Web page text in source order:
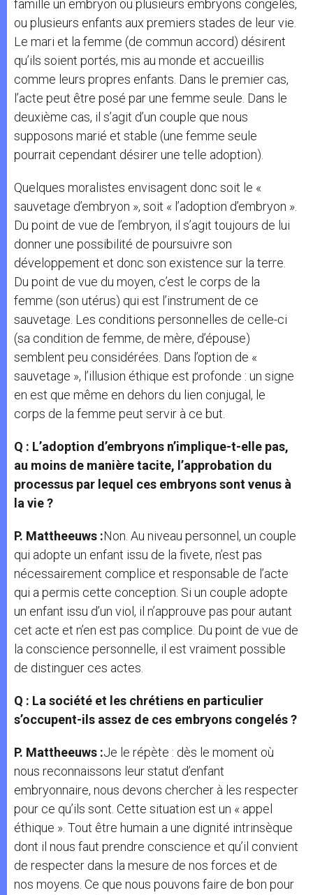
famille un embryon ou plusieurs embryons congelés,
ou plusieurs enfants aux premiers stades de leur vie.
Le mari et la femme (de commun accord) désirent
qu’ils soient portés, mis au monde et accueillis
comme leurs propres enfants. Dans le premier cas,
l’acte peut être posé par une femme seule. Dans le
deuxième cas, il s’agit d’un couple que nous
supposons marié et stable (une femme seule
pourrait cependant désirer une telle adoption).
Quelques moralistes envisagent donc soit le «
sauvetage d’embryon », soit « l’adoption d’embryon ».
Du point de vue de l’embryon, il s’agit toujours de lui
donner une possibilité de poursuivre son
développement et donc son existence sur la terre.
Du point de vue du moyen, c’est le corps de la
femme (son utérus) qui est l’instrument de ce
sauvetage. Les conditions personnelles de celle-ci
(sa condition de femme, de mère, d’épouse)
semblent peu considérées. Dans l’option de «
sauvetage », l’illusion éthique est profonde : un signe
en est que même en dehors du lien conjugal, le
corps de la femme peut servir à ce but.
Q : L’adoption d’embryons n’implique-t-elle pas,
au moins de manière tacite, l’approbation du
processus par lequel ces embryons sont venus à
la vie ?
P. Mattheeuws :Non. Au niveau personnel, un couple
qui adopte un enfant issu de la fivete, n’est pas
nécessairement complice et responsable de l’acte
qui a permis cette conception. Si un couple adopte
un enfant issu d’un viol, il n’approuve pas pour autant
cet acte et n’en est pas complice. Du point de vue de
la conscience personnelle, il est vraiment possible
de distinguer ces actes.
Q : La société et les chrétiens en particulier
s’occupent-ils assez de ces embryons congelés ?
P. Mattheeuws :Je le répète : dès le moment où
nous reconnaissons leur statut d’enfant
embryonnaire, nous devons chercher à les respecter
pour ce qu’ils sont. Cette situation est un « appel
éthique ». Tout être humain a une dignité intrinsèque
dont il nous faut prendre conscience et qu’il convient
de respecter dans la mesure de nos forces et de
nos moyens. Ce que nous pouvons faire de bon pour